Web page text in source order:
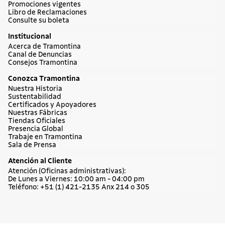
Promociones vigentes
Libro de Reclamaciones
Consulte su boleta
Institucional
Acerca de Tramontina
Canal de Denuncias
Consejos Tramontina
Conozca Tramontina
Nuestra Historia
Sustentabilidad
Certificados y Apoyadores
Nuestras Fábricas
Tiendas Oficiales
Presencia Global
Trabaje en Tramontina
Sala de Prensa
Atención al Cliente
Atención (Oficinas administrativas):
De Lunes a Viernes: 10:00 am - 04:00 pm
Teléfono: +51 (1) 421-2135 Anx 214 o 305